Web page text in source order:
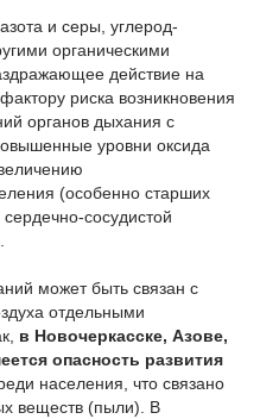
и серы, углерод-
органическими
действие на
риска возникновения
органов дыхания с
уровни оксида
(особенно старших
сосудистой
может быть связан с
отдельными
в Новочеркасске, Азове,
опасность развития
населения, что связано
веществ (пыли). В